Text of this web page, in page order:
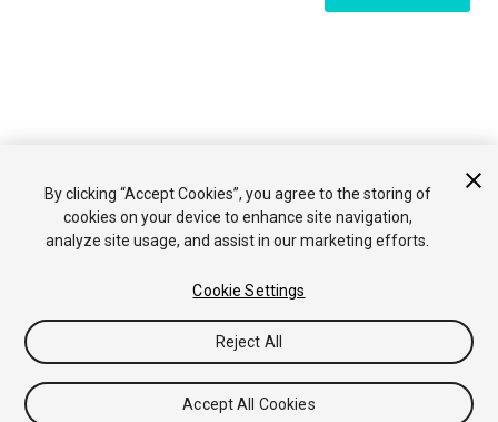
By clicking “Accept Cookies”, you agree to the storing of
cookies on your device to enhance site navigation,
analyze site usage, and assist in our marketing efforts.
Cookie Settings
Reject All
Accept All Cookies